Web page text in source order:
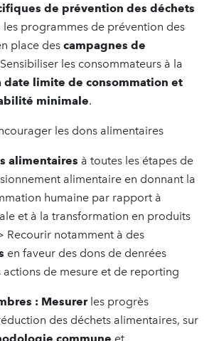
de prévention des déchets
les programmes de prévention des
place des campagnes de
les consommateurs à la
limite de consommation et
minimale.
les dons alimentaires
alimentaires à toutes les étapes de
alimentaire en donnant la
humaine par rapport à
et à la transformation en produits
Recourir notamment à des
en faveur des dons de denrées
actions de mesure et de reporting
: Mesurerles progrès
des déchets alimentaires, sur
commune et